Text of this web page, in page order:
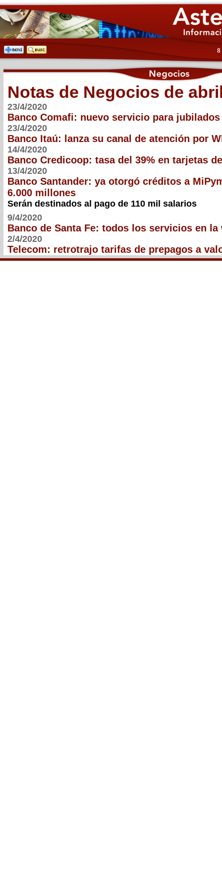
8
Notas de Negocios de
23/4/2020
Banco Comafi: nuevo servicio para
23/4/2020
Banco Itaú: lanza su canal de atención por
14/4/2020
Banco Credicoop: tasa del 39% en tarjetas
13/4/2020
Banco Santander: ya otorgó créditos a
6.000 millones
Serán destinados al pago de 110 mil salarios
9/4/2020
Banco de Santa Fe: todos los servicios en la
2/4/2020
Telecom: retrotrajo tarifas de prepagos a